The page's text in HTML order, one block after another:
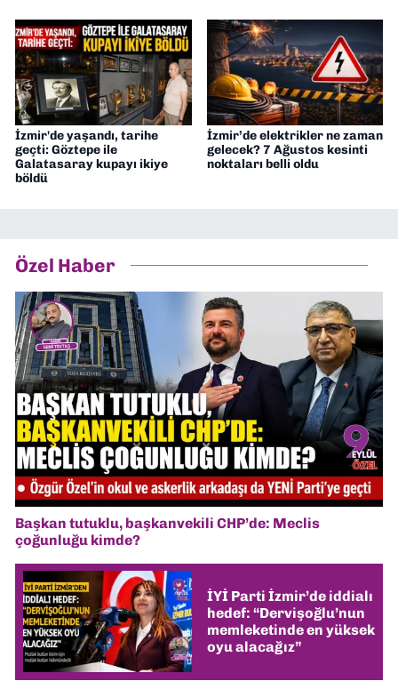
İzmir'de yaşandı, tarihe
geçti: Göztepe ile
Galatasaray kupayı ikiye
böldü
İzmir’de elektrikler ne zaman
gelecek? 7 Ağustos kesinti
noktaları belli oldu
Özel Haber
Başkan tutuklu, başkanvekili CHP’de: Meclis
çoğunluğu kimde?
İYİ Parti İzmir’de iddialı
hedef: “Dervişoğlu’nun
memleketinde en yüksek
oyu alacağız”